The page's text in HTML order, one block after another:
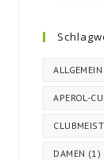
ALLGEMEIN
APEROL-
DAMEN (1)